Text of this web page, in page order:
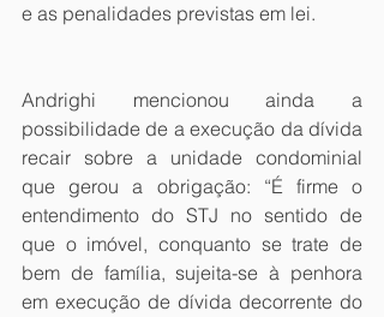
e as penalidades previstas em lei.
Andrighi mencionou ainda a
possibilidade de a execução da dívida
recair sobre a unidade condominial
que gerou a obrigação: “É firme o
entendimento do STJ no sentido de
que o imóvel, conquanto se trate de
bem de família, sujeita-se à penhora
em execução de dívida decorrente do